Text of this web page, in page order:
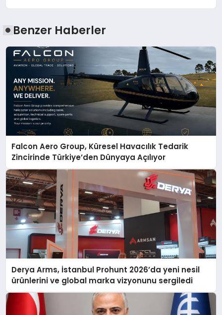
Benzer Haberler
Falcon Aero Group, Küresel Havacılık Tedarik
Zincirinde Türkiye’den Dünyaya Açılıyor
Derya Arms, İstanbul Prohunt 2026’da yeni nesil
ürünlerini ve global marka vizyonunu sergiledi